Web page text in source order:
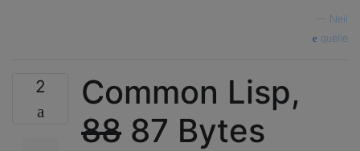
Neil
quelle
2
Common Lisp,
88 87 Bytes